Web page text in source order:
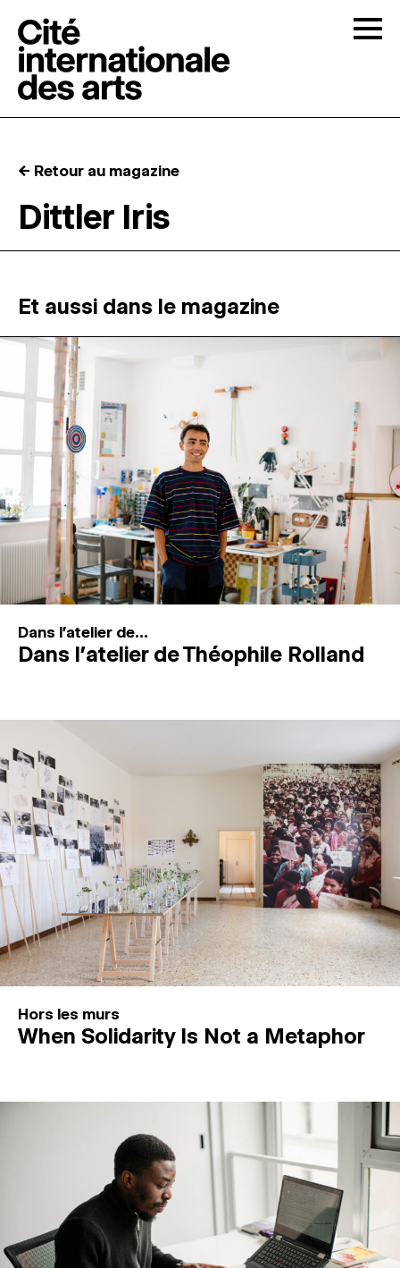
RÉSIDENCES ↓
ATELIERS OUVERTS
PROGRAMMATION
MAGAZINE
ESPACES DE PRATIQUE ARTISTIQUE ↓
Recherche
Connexion
← Retour au magazine
Dittler Iris
Et aussi dans le magazine
Dans l'atelier de...
Dans l’atelier de Théophile Rolland
Hors les murs
When Solidarity Is Not a Metaphor